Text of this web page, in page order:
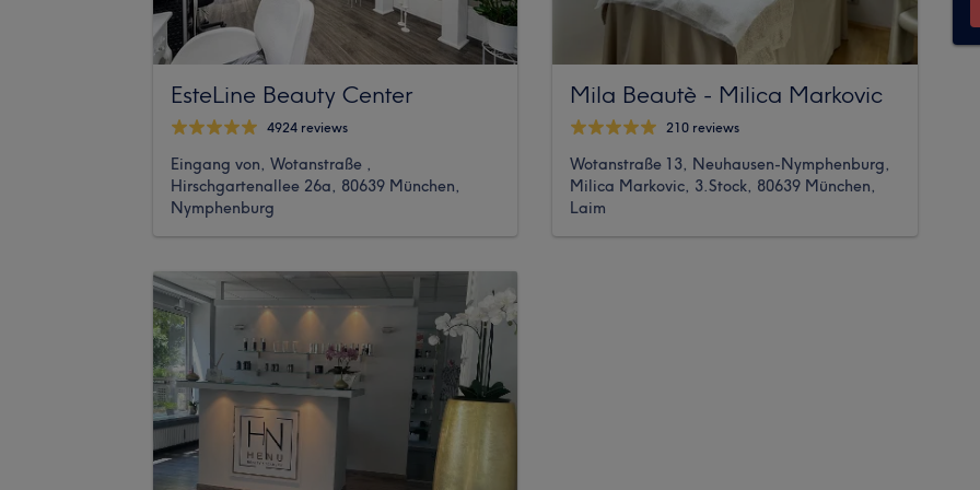
EsteLine Beauty Center
4924 reviews
Eingang von, Wotanstraße ,
Hirschgartenallee 26a, 80639 München,
Nymphenburg
Mila Beautè - Milica Markovic
210 reviews
Wotanstraße 13, Neuhausen-Nymphenburg,
Milica Markovic, 3.Stock, 80639 München,
Laim